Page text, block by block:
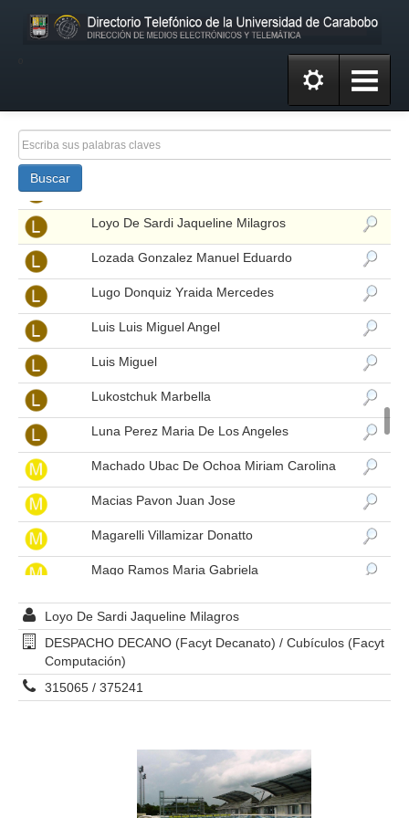
Buscar
López Kelly
Lovera De Yepez Maritza Antonia
Loyo De Sardi Jaqueline Milagros
Lozada Gonzalez Manuel Eduardo
Lugo Donquiz Yraida Mercedes
Luis Luis Miguel Angel
Luis Miguel
Lukostchuk Marbella
Luna Perez Maria De Los Angeles
Machado Ubac De Ochoa Miriam Carolina
Macias Pavon Juan Jose
Magarelli Villamizar Donatto
Mago Ramos Maria Gabriela
Malave Rodriguez Haylen Maria
Maldonado De Castellanos Myriam Pastora
Mambel Carmen Ofelia
Manganielo Lisbeth
Marcano Suarez Arelis Del Valle
Loyo De Sardi Jaqueline Milagros
DESPACHO DECANO (Facyt Decanato) / Cubículos (Facyt
Computación)
315065 / 375241